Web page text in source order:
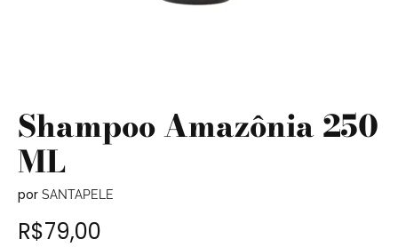
Shampoo Amazônia 250
ML
por SANTAPELE
R$79,00